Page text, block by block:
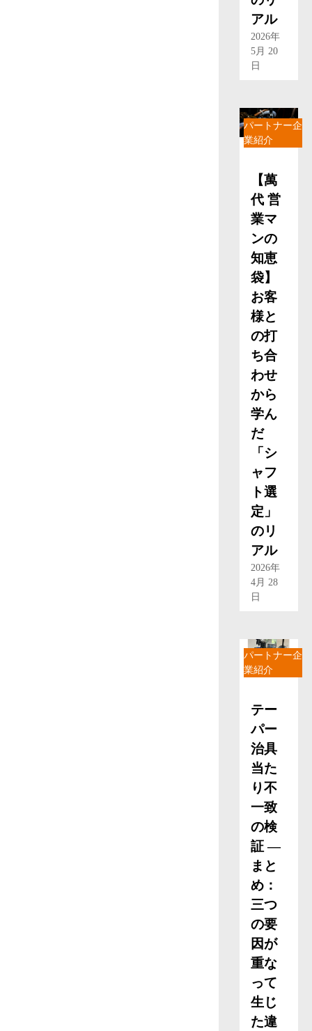
アル
2026年
5月 20
日
パートナー企
業紹介
【萬
代 営
業マ
ンの
知恵
袋】
お客
様と
の打
ち合
わせ
から
学ん
だ
「シ
ャフ
ト選
定」
のリ
アル
2026年
4月 28
日
パートナー企
業紹介
テー
パー
治具
当た
り不
一致
の検
証 ―
まと
め：
三つ
の要
因が
重な
って
生じ
た違